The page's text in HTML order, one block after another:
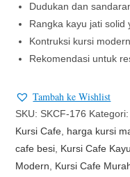
Dudukan dan
Rangka kayu jati solid
Kontruksi kursi
Rekomendasi untuk
Tambah ke Wishlist
SKU: SKCF-176
Kursi Cafe harga kursi
cafe besi Kursi Cafe Kayu
Modern
Kursi Cafe